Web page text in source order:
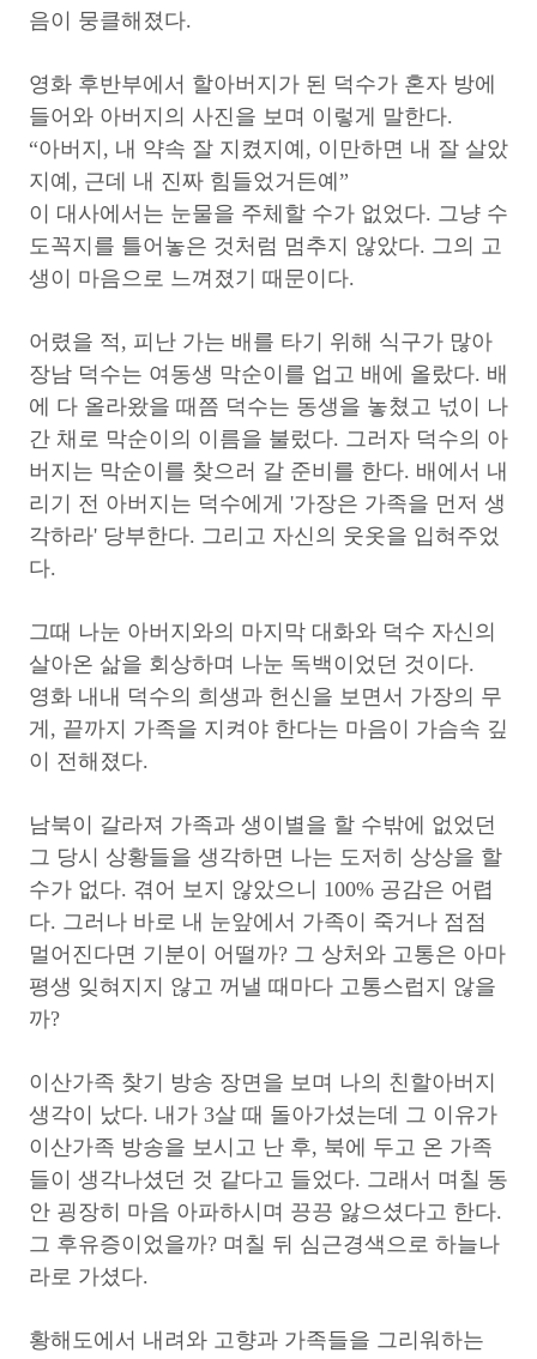
음이 뭉클해졌다.
영화 후반부에서 할아버지가 된 덕수가 혼자 방에
들어와 아버지의 사진을 보며 이렇게 말한다.
“아버지, 내 약속 잘 지켰지예, 이만하면 내 잘 살았
지예, 근데 내 진짜 힘들었거든예”
이 대사에서는 눈물을 주체할 수가 없었다. 그냥 수
도꼭지를 틀어놓은 것처럼 멈추지 않았다. 그의 고
생이 마음으로 느껴졌기 때문이다.
어렸을 적, 피난 가는 배를 타기 위해 식구가 많아
장남 덕수는 여동생 막순이를 업고 배에 올랐다. 배
에 다 올라왔을 때쯤 덕수는 동생을 놓쳤고 넋이 나
간 채로 막순이의 이름을 불렀다. 그러자 덕수의 아
버지는 막순이를 찾으러 갈 준비를 한다. 배에서 내
리기 전 아버지는 덕수에게 '가장은 가족을 먼저 생
각하라' 당부한다. 그리고 자신의 웃옷을 입혀주었
다.
그때 나눈 아버지와의 마지막 대화와 덕수 자신의
살아온 삶을 회상하며 나눈 독백이었던 것이다.
영화 내내 덕수의 희생과 헌신을 보면서 가장의 무
게, 끝까지 가족을 지켜야 한다는 마음이 가슴속 깊
이 전해졌다.
남북이 갈라져 가족과 생이별을 할 수밖에 없었던
그 당시 상황들을 생각하면 나는 도저히 상상을 할
수가 없다. 겪어 보지 않았으니 100% 공감은 어렵
다. 그러나 바로 내 눈앞에서 가족이 죽거나 점점
멀어진다면 기분이 어떨까? 그 상처와 고통은 아마
평생 잊혀지지 않고 꺼낼 때마다 고통스럽지 않을
까?
이산가족 찾기 방송 장면을 보며 나의 친할아버지
생각이 났다. 내가 3살 때 돌아가셨는데 그 이유가
이산가족 방송을 보시고 난 후, 북에 두고 온 가족
들이 생각나셨던 것 같다고 들었다. 그래서 며칠 동
안 굉장히 마음 아파하시며 끙끙 앓으셨다고 한다.
그 후유증이었을까? 며칠 뒤 심근경색으로 하늘나
라로 가셨다.
황해도에서 내려와 고향과 가족들을 그리워하는